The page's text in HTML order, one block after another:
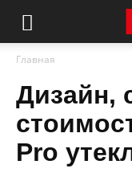
Главная
Дизайн,
Pro